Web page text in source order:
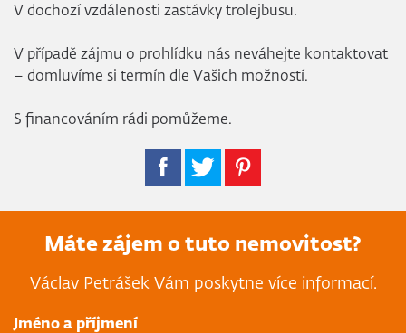
V dochozí vzdálenosti zastávky trolejbusu.
V případě zájmu o prohlídku nás neváhejte kontaktovat
– domluvíme si termín dle Vašich možností.
S financováním rádi pomůžeme.
Máte zájem o tuto nemovitost?
Václav Petrášek Vám poskytne více informací.
Jméno a příjmení